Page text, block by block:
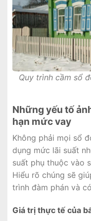
Quy trình cầm sổ
Những yếu tố
hạn mức vay
Không phải mọi sổ
dụng mức lãi suất
suất phụ thuộc vào
Hiểu rõ chúng sẽ
trình đàm phán và
Giá trị thực tế của